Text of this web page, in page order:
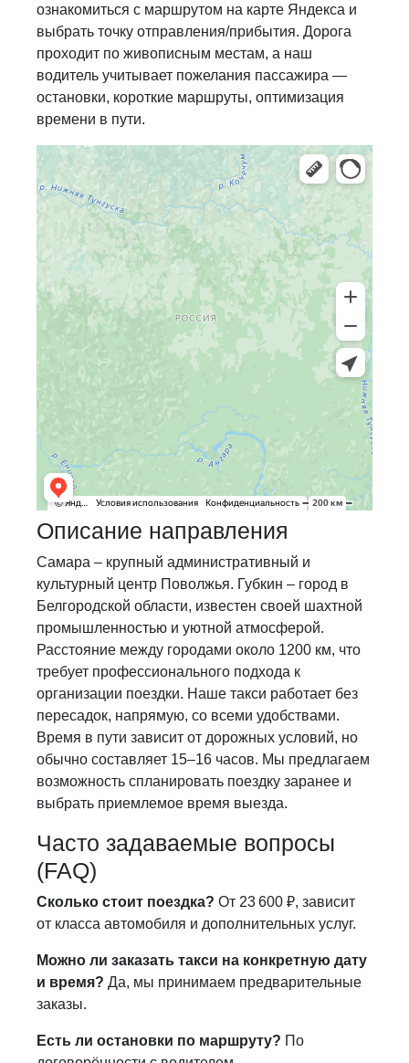
ознакомиться с маршрутом на карте Яндекса и
выбрать точку отправления/прибытия. Дорога
проходит по живописным местам, а наш
водитель учитывает пожелания пассажира —
остановки, короткие маршруты, оптимизация
времени в пути.
Описание направления
Самара – крупный административный и
культурный центр Поволжья. Губкин – город в
Белгородской области, известен своей шахтной
промышленностью и уютной атмосферой.
Расстояние между городами около 1200 км, что
требует профессионального подхода к
организации поездки. Наше такси работает без
пересадок, напрямую, со всеми удобствами.
Время в пути зависит от дорожных условий, но
обычно составляет 15–16 часов. Мы предлагаем
возможность спланировать поездку заранее и
выбрать приемлемое время выезда.
Часто задаваемые вопросы
(FAQ)
Сколько стоит поездка? От 23 600 ₽, зависит
от класса автомобиля и дополнительных услуг.
Можно ли заказать такси на конкретную дату
и время? Да, мы принимаем предварительные
заказы.
Есть ли остановки по маршруту? По